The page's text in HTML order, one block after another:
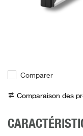
Comparer
Comparaison des